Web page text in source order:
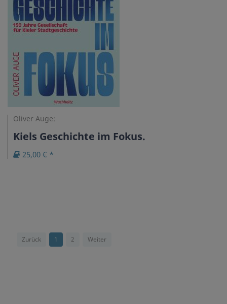
Oliver Auge:
Kiels Geschichte im Fokus.
25,00 € *
Zurück 1 2 Weiter